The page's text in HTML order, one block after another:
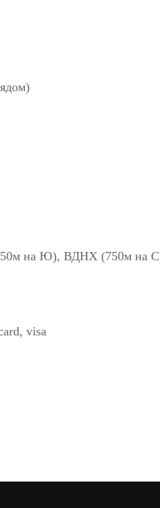
на Ю), ВДНХ (750м на
visa